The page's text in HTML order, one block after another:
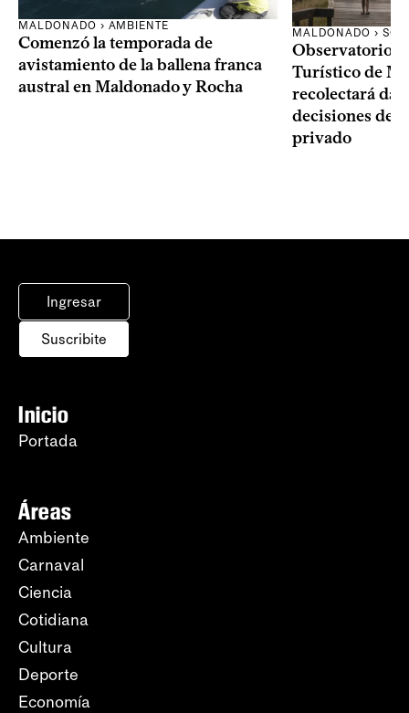
MALDONADO › AMBIENTE
Comenzó la temporada de
avistamiento de la ballena franca
austral en Maldonado y Rocha
MALDONADO ›
Observatorio
Turístico de
recolectará
decisiones del
privado
Ingresar
Suscribite
Inicio
Portada
Áreas
Ambiente
Carnaval
Ciencia
Cotidiana
Cultura
Deporte
Economía